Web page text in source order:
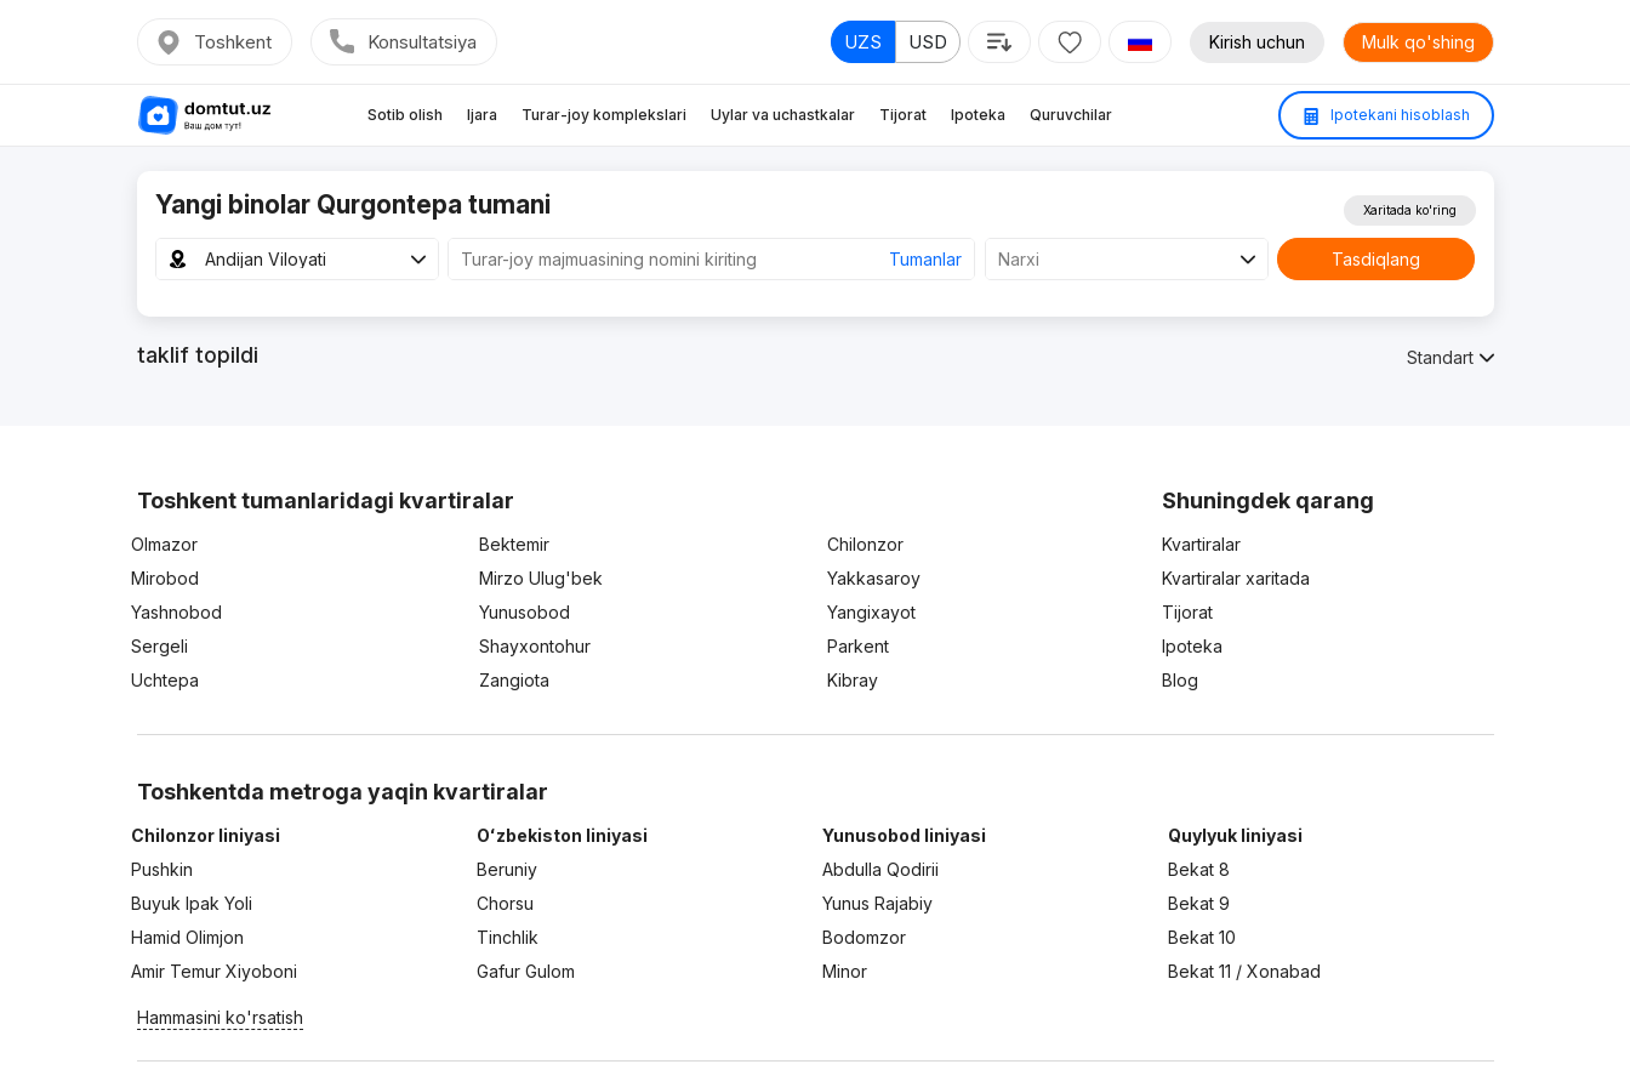
Toshkent Konsultatsiya UZS USD Kirish uchun Mulk qo'shing
Sotib olish Ijara Turar-joy komplekslari Uylar va uchastkalar Tijorat Ipoteka Quruvchilar Ipotekani hisoblash
Yangi binolar Qurgontepa tumani
Andijan Viloyati Tumanlar Narxi
Xaritada ko'ring
Tasdiqlang
taklif topildi Standart
Toshkent tumanlaridagi kvartiralar
Olmazor Bektemir
Chilonzor
Mirobod
Mirzo Ulug'bek
Yakkasaroy
Yashnobod
Yunusobod
Yangixayot
Sergeli
Shayxontohur
Parkent
Uchtepa
Zangiota Kibray
Shuningdek qarang
Kvartiralar
Kvartiralar xaritada
Tijorat
Ipoteka
Blog
Toshkentda metroga yaqin kvartiralar
Chilonzor liniyasi
Pushkin
Buyuk Ipak Yoli
Hamid Olimjon
Amir Temur Xiyoboni
Oʻzbekiston liniyasi
Beruniy
Chorsu
Tinchlik
Gafur Gulom
Yunusobod liniyasi
Abdulla Qodirii
Yunus Rajabiy
Bodomzor
Minor
Quylyuk liniyasi
Bekat 8
Bekat 9
Bekat 10
Bekat 11 / Xonabad
Hammasini ko'rsatish